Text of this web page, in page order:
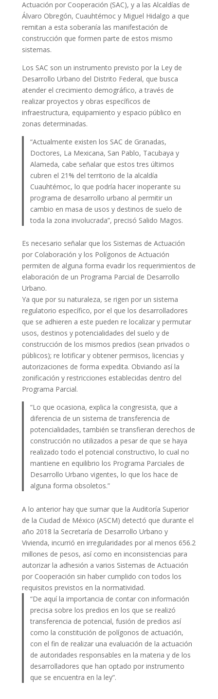
Actuación por Cooperación (SAC), y a las Alcaldías de
Álvaro Obregón, Cuauhtémoc y Miguel Hidalgo a que
remitan a esta soberanía las manifestación de
construcción que formen parte de estos mismo
sistemas.
Los SAC son un instrumento previsto por la Ley de
Desarrollo Urbano del Distrito Federal, que busca
atender el crecimiento demográfico, a través de
realizar proyectos y obras específicos de
infraestructura, equipamiento y espacio público en
zonas determinadas.
“Actualmente existen los SAC de Granadas,
Doctores, La Mexicana, San Pablo, Tacubaya y
Alameda, cabe señalar que estos tres últimos
cubren el 21% del territorio de la alcaldía
Cuauhtémoc, lo que podría hacer inoperante su
programa de desarrollo urbano al permitir un
cambio en masa de usos y destinos de suelo de
toda la zona involucrada”, precisó Salido Magos.
Es necesario señalar que los Sistemas de Actuación
por Colaboración y los Polígonos de Actuación
permiten de alguna forma evadir los requerimientos de
elaboración de un Programa Parcial de Desarrollo
Urbano.
Ya que por su naturaleza, se rigen por un sistema
regulatorio específico, por el que los desarrolladores
que se adhieren a este pueden re localizar y permutar
usos, destinos y potencialidades del suelo y de
construcción de los mismos predios (sean privados o
públicos); re lotificar y obtener permisos, licencias y
autorizaciones de forma expedita. Obviando así la
zonificación y restricciones establecidas dentro del
Programa Parcial.
“Lo que ocasiona, explica la congresista, que a
diferencia de un sistema de transferencia de
potencialidades, también se transfieran derechos de
construcción no utilizados a pesar de que se haya
realizado todo el potencial constructivo, lo cual no
mantiene en equilibrio los Programa Parciales de
Desarrollo Urbano vigentes, lo que los hace de
alguna forma obsoletos.”
A lo anterior hay que sumar que la Auditoría Superior
de la Ciudad de México (ASCM) detectó que durante el
año 2018 la Secretaría de Desarrollo Urbano y
Vivienda, incurrió en irregularidades por al menos 656.2
millones de pesos, así como en inconsistencias para
autorizar la adhesión a varios Sistemas de Actuación
por Cooperación sin haber cumplido con todos los
requisitos previstos en la normatividad.
“De aquí la importancia de contar con información
precisa sobre los predios en los que se realizó
transferencia de potencial, fusión de predios así
como la constitución de polígonos de actuación,
con el fin de realizar una evaluación de la actuación
de autoridades responsables en la materia y de los
desarrolladores que han optado por instrumento
que se encuentra en la ley”.